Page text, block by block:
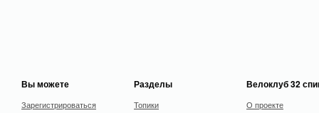
Вы можете
Зарегистрироваться
Разделы
Топики
Велоклуб 32
О проекте